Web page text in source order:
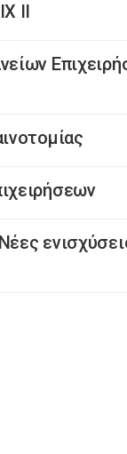
ΙΙ